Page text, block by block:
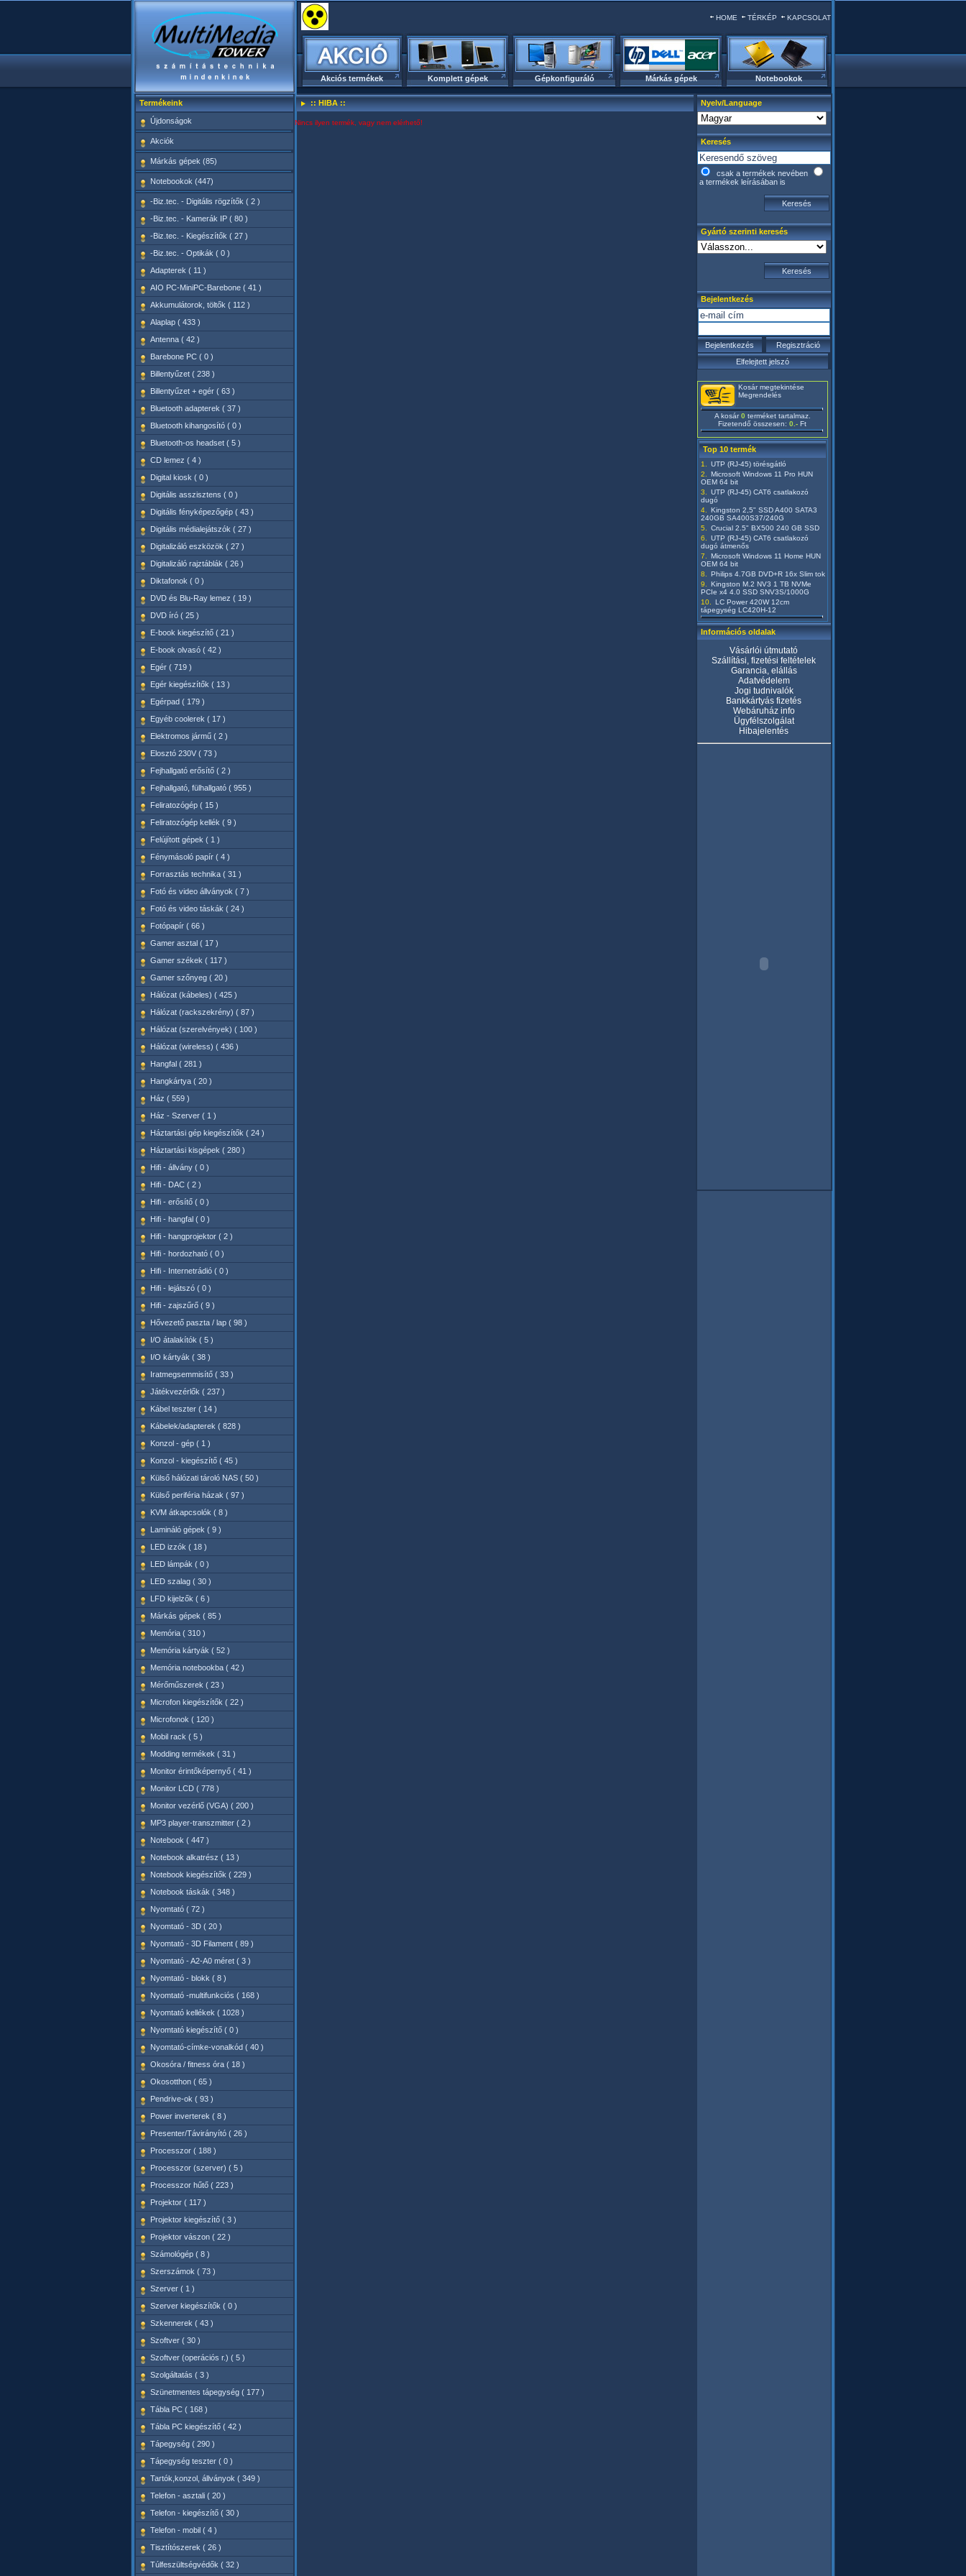
HOME TÉRKÉP KAPCSOLAT
Akciós termékek Komplett gépek Gépkonfiguráló Márkás gépek Notebookok
Termékeink
Újdonságok
Akciók
Márkás gépek (85)
Notebookok (447)
-Biz.tec. - Digitális rögzítők ( 2 )
-Biz.tec. - Kamerák IP ( 80 )
-Biz.tec. - Kiegészítők ( 27 )
-Biz.tec. - Optikák ( 0 )
Adapterek ( 11 )
AIO PC-MiniPC-Barebone ( 41 )
Akkumulátorok, töltők ( 112 )
Alaplap ( 433 )
Antenna ( 42 )
Barebone PC ( 0 )
Billentyűzet ( 238 )
Billentyűzet + egér ( 63 )
Bluetooth adapterek ( 37 )
Bluetooth kihangosító ( 0 )
Bluetooth-os headset ( 5 )
CD lemez ( 4 )
Digital kiosk ( 0 )
Digitális asszisztens ( 0 )
Digitális fényképezőgép ( 43 )
Digitális médialejátszók ( 27 )
Digitalizáló eszközök ( 27 )
Digitalizáló rajztáblák ( 26 )
Diktafonok ( 0 )
DVD és Blu-Ray lemez ( 19 )
DVD író ( 25 )
E-book kiegészítő ( 21 )
E-book olvasó ( 42 )
Egér ( 719 )
Egér kiegészítők ( 13 )
Egérpad ( 179 )
Egyéb coolerek ( 17 )
Elektromos jármű ( 2 )
Elosztó 230V ( 73 )
Fejhallgató erősítő ( 2 )
Fejhallgató, fülhallgató ( 955 )
Feliratozógép ( 15 )
Feliratozógép kellék ( 9 )
Felújított gépek ( 1 )
Fénymásoló papír ( 4 )
Forrasztás technika ( 31 )
Fotó és video állványok ( 7 )
Fotó és video táskák ( 24 )
Fotópapír ( 66 )
Gamer asztal ( 17 )
Gamer székek ( 117 )
Gamer szőnyeg ( 20 )
Hálózat (kábeles) ( 425 )
Hálózat (rackszekrény) ( 87 )
Hálózat (szerelvények) ( 100 )
Hálózat (wireless) ( 436 )
Hangfal ( 281 )
Hangkártya ( 20 )
Ház ( 559 )
Ház - Szerver ( 1 )
Háztartási gép kiegészítők ( 24 )
Háztartási kisgépek ( 280 )
Hifi - állvány ( 0 )
Hifi - DAC ( 2 )
Hifi - erősítő ( 0 )
Hifi - hangfal ( 0 )
Hifi - hangprojektor ( 2 )
Hifi - hordozható ( 0 )
Hifi - Internetrádió ( 0 )
Hifi - lejátszó ( 0 )
Hifi - zajszűrő ( 9 )
Hővezető paszta / lap ( 98 )
I/O átalakítók ( 5 )
I/O kártyák ( 38 )
Iratmegsemmisítő ( 33 )
Játékvezérlők ( 237 )
Kábel teszter ( 14 )
Kábelek/adapterek ( 828 )
Konzol - gép ( 1 )
Konzol - kiegészítő ( 45 )
Külső hálózati tároló NAS ( 50 )
Külső periféria házak ( 97 )
KVM átkapcsolók ( 8 )
Lamináló gépek ( 9 )
LED izzók ( 18 )
LED lámpák ( 0 )
LED szalag ( 30 )
LFD kijelzők ( 6 )
Márkás gépek ( 85 )
Memória ( 310 )
Memória kártyák ( 52 )
Memória notebookba ( 42 )
Mérőműszerek ( 23 )
Microfon kiegészítők ( 22 )
Microfonok ( 120 )
Mobil rack ( 5 )
Modding termékek ( 31 )
Monitor érintőképernyő ( 41 )
Monitor LCD ( 778 )
Monitor vezérlő (VGA) ( 200 )
MP3 player-transzmitter ( 2 )
Notebook ( 447 )
Notebook alkatrész ( 13 )
Notebook kiegészítők ( 229 )
Notebook táskák ( 348 )
Nyomtató ( 72 )
Nyomtató - 3D ( 20 )
Nyomtató - 3D Filament ( 89 )
Nyomtató - A2-A0 méret ( 3 )
Nyomtató - blokk ( 8 )
Nyomtató -multifunkciós ( 168 )
Nyomtató kellékek ( 1028 )
Nyomtató kiegészítő ( 0 )
Nyomtató-címke-vonalkód ( 40 )
Okosóra / fitness óra ( 18 )
Okosotthon ( 65 )
Pendrive-ok ( 93 )
Power inverterek ( 8 )
Presenter/Távirányító ( 26 )
Processzor ( 188 )
Processzor (szerver) ( 5 )
Processzor hűtő ( 223 )
Projektor ( 117 )
Projektor kiegészítő ( 3 )
Projektor vászon ( 22 )
Számológép ( 8 )
Szerszámok ( 73 )
Szerver ( 1 )
Szerver kiegészítők ( 0 )
Szkennerek ( 43 )
Szoftver ( 30 )
Szoftver (operációs r.) ( 5 )
Szolgáltatás ( 3 )
Szünetmentes tápegység ( 177 )
Tábla PC ( 168 )
Tábla PC kiegészítő ( 42 )
Tápegység ( 290 )
Tápegység teszter ( 0 )
Tartók,konzol, állványok ( 349 )
Telefon - asztali ( 20 )
Telefon - kiegészítő ( 30 )
Telefon - mobil ( 4 )
Tisztítószerek ( 26 )
Túlfeszültségvédők ( 32 )
:: HIBA ::
Nincs ilyen termék, vagy nem elérhető!
Nyelv/Language
Keresés
csak a termékek nevében
a termékek leírásában is
Gyártó szerinti keresés
Bejelentkezés
Kosár megtekintése
Megrendelés
A kosár0 terméket tartalmaz.
Fizetendő összesen: 0.- Ft
Top 10 termék
UTP (RJ-45) törésgátló
Microsoft Windows 11 Pro HUN
OEM 64 bit
UTP (RJ-45) CAT6 csatlakozó
dugó
Kingston 2,5" SSD A400 SATA3
240GB SA400S37/240G
Crucial 2.5" BX500 240 GB SSD
UTP (RJ-45) CAT6 csatlakozó
dugó átmenős
Microsoft Windows 11 Home HUN
OEM 64 bit
Philips 4.7GB DVD+R 16x Slim tok
Kingston M.2 NV3 1 TB NVMe
PCIe x4 4.0 SSD SNV3S/1000G
LC Power 420W 12cm
tápegység LC420H-12
Információs oldalak
Vásárlói útmutató
Szállítási, fizetési feltételek
Garancia, elállás
Adatvédelem
Jogi tudnivalók
Bankkártyás fizetés
Webáruház info
Ügyfélszolgálat
Hibajelentés